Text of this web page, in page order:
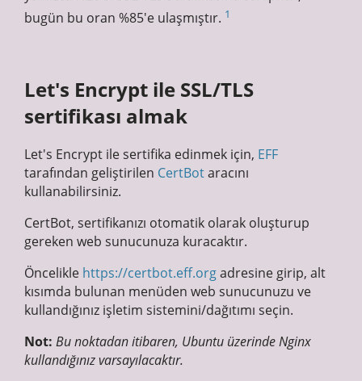
bugün bu oran %85'e ulaşmıştır. 1
Let's Encrypt ile SSL/TLS
sertifikası almak
Let's Encrypt ile sertifika edinmek için, EFF
tarafından geliştirilen CertBotaracını
kullanabilirsiniz.
CertBot, sertifikanızı otomatik olarak oluşturup
gereken web sunucunuza kuracaktır.
Öncelikle https://certbot.eff.orgadresine girip, alt
kısımda bulunan menüden web sunucunuzu ve
kullandığınız işletim sistemini/dağıtımı seçin.
Not: Bu noktadan itibaren, Ubuntu üzerinde Nginx
kullandığınız varsayılacaktır.